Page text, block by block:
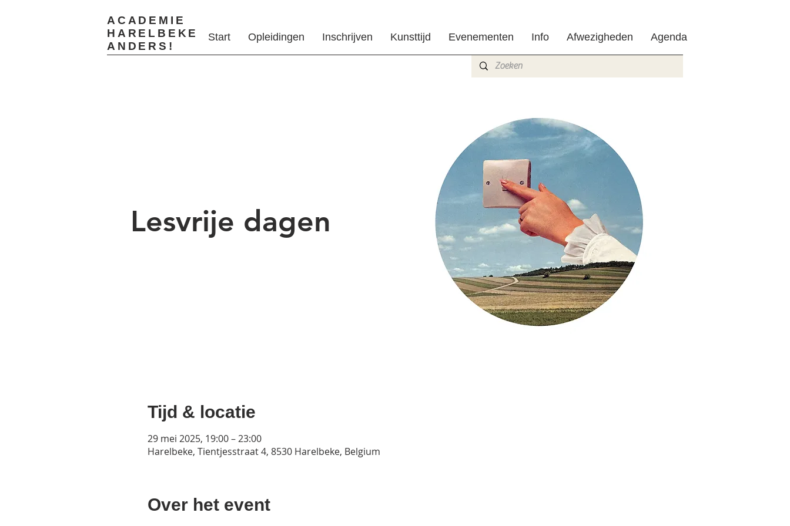
ACADEMIE
HARELBEKE
ANDERS!
Start Opleidingen Inschrijven Kunsttijd Evenementen Info Afwezigheden Agenda
Lesvrije dagen
Tijd & locatie
29 mei 2025, 19:00 – 23:00
Harelbeke, Tientjesstraat 4, 8530 Harelbeke, Belgium
Over het event